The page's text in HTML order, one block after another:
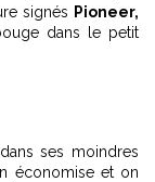
signés Pioneer,
dans le petit
ses moindres
économise et on